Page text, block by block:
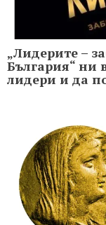
„Лидерите –
България“ ни
лидери и да